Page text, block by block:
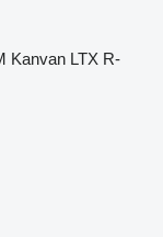
Kanvan LTX R-